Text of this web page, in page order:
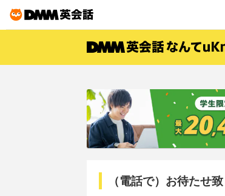
（電話で）お待たせ